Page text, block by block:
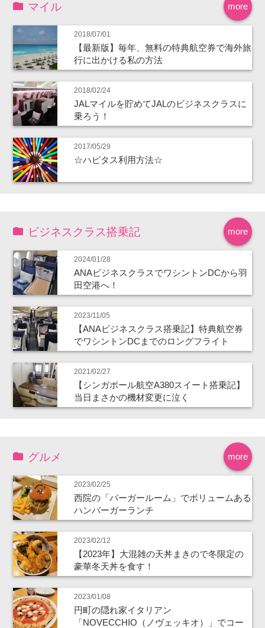
more
マイル
2018/07/01
【最新版】毎年、無料の特典航空券で海外旅
行に出かける私の方法
2018/02/24
JALマイルを貯めてJALのビジネスクラスに
乗ろう！
2017/05/29
☆ハピタス利用方法☆
more
ビジネスクラス搭乗記
2024/01/28
ANAビジネスクラスでワシントンDCから羽
田空港へ！
2023/11/05
【ANAビジネスクラス搭乗記】特典航空券
でワシントンDCまでのロングフライト
2021/02/27
【シンガポール航空A380スイート搭乗記】
当日まさかの機材変更に泣く
more
グルメ
2023/02/25
西院の「バーガールーム」でボリュームある
ハンバーガーランチ
2023/02/12
【2023年】大混雑の天丼まきので冬限定の
豪華冬天丼を食す！
2023/01/08
円町の隠れ家イタリアン
「NOVECCHIO（ノヴェッキオ）」でコー